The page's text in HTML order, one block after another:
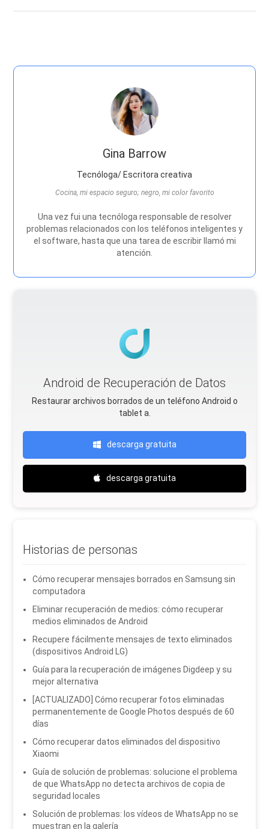
Gina Barrow
Tecnóloga/ Escritora creativa
Cocina, mi espacio seguro; negro, mi color favorito
Una vez fui una tecnóloga responsable de resolver
problemas relacionados con los teléfonos inteligentes y
el software, hasta que una tarea de escribir llamó mi
atención.
Android de Recuperación de Datos
Restaurar archivos borrados de un teléfono Android o
tablet a.
descarga gratuita
descarga gratuita
Historias de personas
Cómo recuperar mensajes borrados en Samsung sin
computadora
Eliminar recuperación de medios: cómo recuperar
medios eliminados de Android
Recupere fácilmente mensajes de texto eliminados
(dispositivos Android LG)
Guía para la recuperación de imágenes Digdeep y su
mejor alternativa
[ACTUALIZADO] Cómo recuperar fotos eliminadas
permanentemente de Google Photos después de 60
días
Cómo recuperar datos eliminados del dispositivo
Xiaomi
Guía de solución de problemas: solucione el problema
de que WhatsApp no ​​detecta archivos de copia de
seguridad locales
Solución de problemas: los vídeos de WhatsApp no ​​se
muestran en la galería